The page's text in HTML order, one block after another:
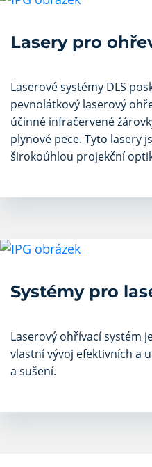
Lasery pro
Laserové systémy DLS
pevnolátkový laserový
účinné infračervené
plynové pece. Tyto lasery
širokoúhlou projekční
Systémy pro
Laserový ohřívací systém
vlastní vývoj efektivních a
a sušení.